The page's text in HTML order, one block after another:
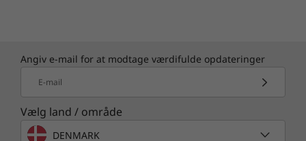
Angiv e-mail for at modtage værdifulde opdateringer
E-mail
Vælg land / område
DENMARK